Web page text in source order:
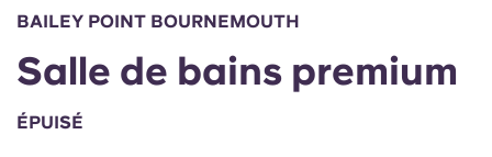
Chinese
BAILEY POINT BOURNEMOUTH
Salle de bains premium
ÉPUISÉ